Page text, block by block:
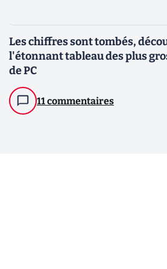
Les chiffres sont tombés,
l'étonnant tableau des plus
de PC
11 commentaires